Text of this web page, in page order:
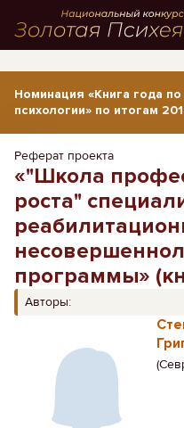
Номинация «Книга года по
психологии» по итогам
Реферат проекта
«"Школа
роста"
программы»
Авторы: